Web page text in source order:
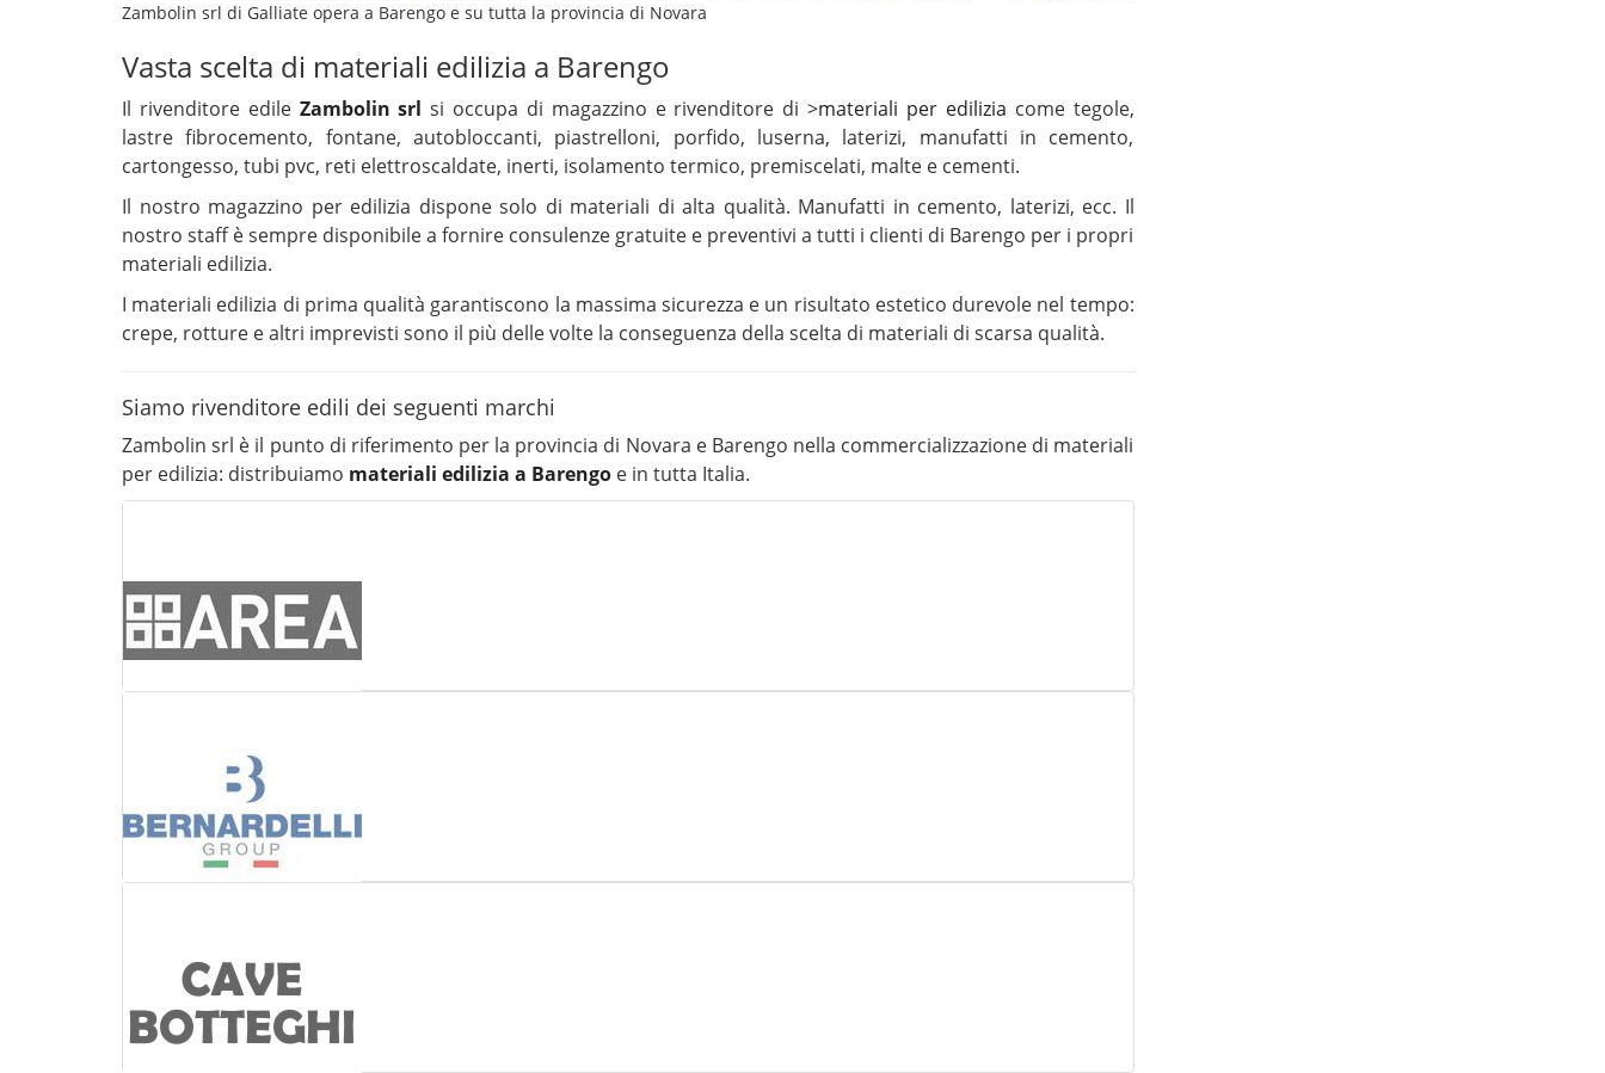
Zambolin srl di Galliate opera a Barengo e su tutta la provincia di Novara
Vasta scelta di materiali edilizia a Barengo
Il rivenditore edile Zambolin srl si occupa di magazzino e rivenditore di >materiali per edilizia come tegole,
lastre fibrocemento, fontane, autobloccanti, piastrelloni, porfido, luserna, laterizi, manufatti in cemento,
cartongesso, tubi pvc, reti elettroscaldate, inerti, isolamento termico, premiscelati, malte e cementi.
Il nostro magazzino per edilizia dispone solo di materiali di alta qualità. Manufatti in cemento, laterizi, ecc. Il
nostro staff è sempre disponibile a fornire consulenze gratuite e preventivi a tutti i clienti di Barengo per i propri
materiali edilizia.
I materiali edilizia di prima qualità garantiscono la massima sicurezza e un risultato estetico durevole nel tempo:
crepe, rotture e altri imprevisti sono il più delle volte la conseguenza della scelta di materiali di scarsa qualità.
Siamo rivenditore edili dei seguenti marchi
Zambolin srl è il punto di riferimento per la provincia di Novara e Barengo nella commercializzazione di materiali
per edilizia: distribuiamo materiali edilizia a Barengo e in tutta Italia.